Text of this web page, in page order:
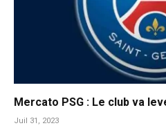
Mercato PSG : Le club va
Juil 31, 2023